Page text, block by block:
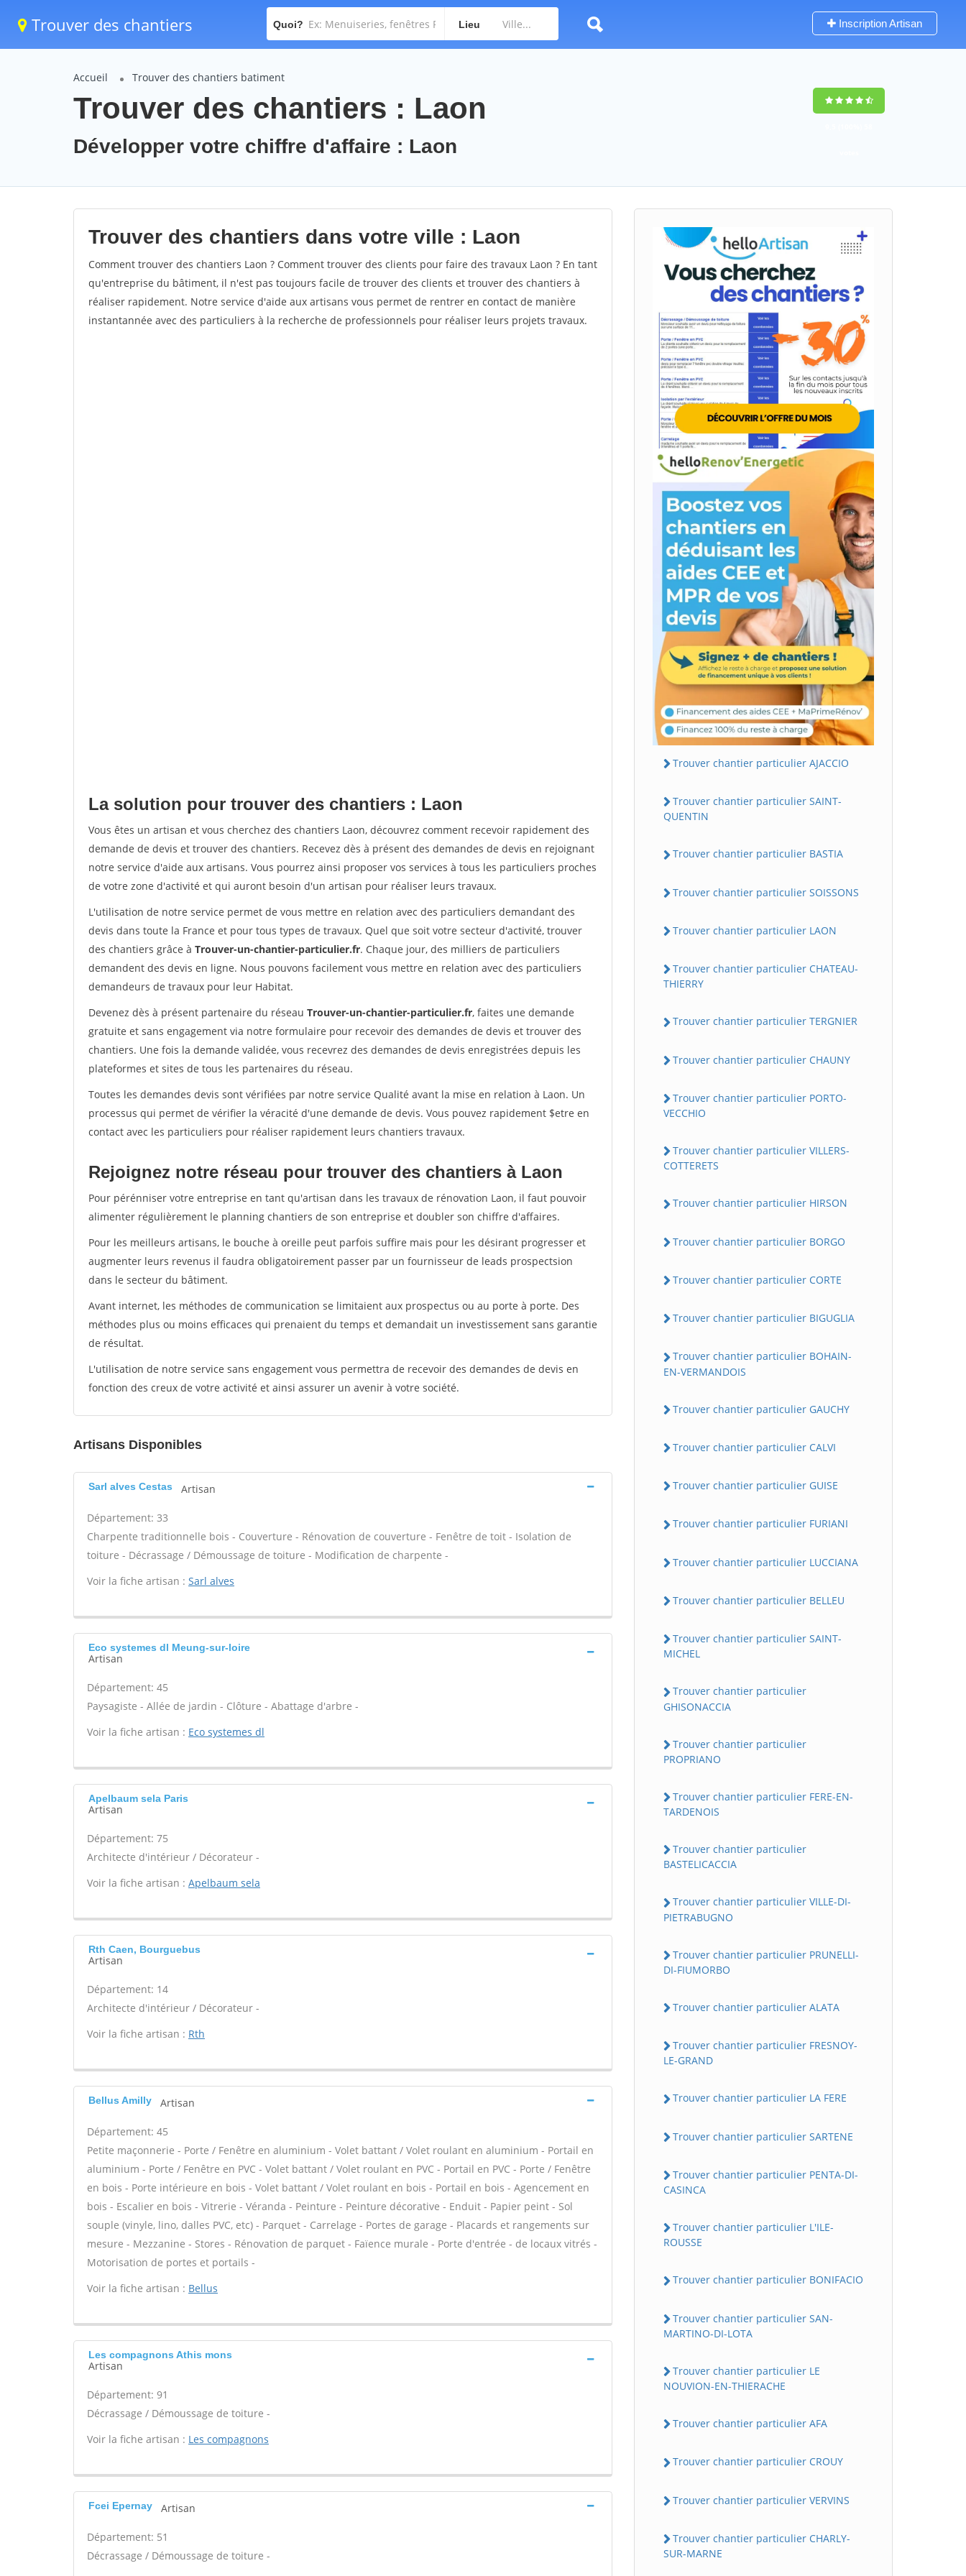
Trouver des chantiers Quoi? Lieu Inscription Artisan
Accueil Trouver des chantiers batiment
Trouver des chantiers : Laon
Développer votre chiffre d'affaire : Laon
Trouver des chantiers dans votre ville : Laon
Comment trouver des chantiers Laon ? Comment trouver des clients pour faire des travaux Laon ? En tant
qu'entreprise du bâtiment, il n'est pas toujours facile de trouver des clients et trouver des chantiers à
réaliser rapidement. Notre service d'aide aux artisans vous permet de rentrer en contact de manière
instantannée avec des particuliers à la recherche de professionnels pour réaliser leurs projets travaux.
La solution pour trouver des chantiers : Laon
Vous êtes un artisan et vous cherchez des chantiers Laon, découvrez comment recevoir rapidement des
demande de devis et trouver des chantiers. Recevez dès à présent des demandes de devis en rejoignant
notre service d'aide aux artisans. Vous pourrez ainsi proposer vos services à tous les particuliers proches
de votre zone d'activité et qui auront besoin d'un artisan pour réaliser leurs travaux.
L'utilisation de notre service permet de vous mettre en relation avec des particuliers demandant des
devis dans toute la France et pour tous types de travaux. Quel que soit votre secteur d'activité, trouver
des chantiers grâce à Trouver-un-chantier-particulier.fr. Chaque jour, des milliers de particuliers
demandent des devis en ligne. Nous pouvons facilement vous mettre en relation avec des particuliers
demandeurs de travaux pour leur Habitat.
Devenez dès à présent partenaire du réseau Trouver-un-chantier-particulier.fr, faites une demande
gratuite et sans engagement via notre formulaire pour recevoir des demandes de devis et trouver des
chantiers. Une fois la demande validée, vous recevrez des demandes de devis enregistrées depuis les
plateformes et sites de tous les partenaires du réseau.
Toutes les demandes devis sont vérifiées par notre service Qualité avant la mise en relation à Laon. Un
processus qui permet de vérifier la véracité d'une demande de devis. Vous pouvez rapidement $etre en
contact avec les particuliers pour réaliser rapidement leurs chantiers travaux.
Rejoignez notre réseau pour trouver des chantiers à Laon
Pour pérénniser votre entreprise en tant qu'artisan dans les travaux de rénovation Laon, il faut pouvoir
alimenter régulièrement le planning chantiers de son entreprise et doubler son chiffre d'affaires.
Pour les meilleurs artisans, le bouche à oreille peut parfois suffire mais pour les désirant progresser et
augmenter leurs revenus il faudra obligatoirement passer par un fournisseur de leads prospectsion
dans le secteur du bâtiment.
Avant internet, les méthodes de communication se limitaient aux prospectus ou au porte à porte. Des
méthodes plus ou moins efficaces qui prenaient du temps et demandait un investissement sans garantie
de résultat.
L'utilisation de notre service sans engagement vous permettra de recevoir des demandes de devis en
fonction des creux de votre activité et ainsi assurer un avenir à votre société.
Artisans Disponibles
Sarl alves Cestas Artisan
Département: 33
Charpente traditionnelle bois - Couverture - Rénovation de couverture - Fenêtre de toit - Isolation de
toiture - Décrassage / Démoussage de toiture - Modification de charpente -
Voir la fiche artisan : Sarl alves
Eco systemes dl Meung-sur-loire
Artisan
Département: 45
Paysagiste - Allée de jardin - Clôture - Abattage d'arbre -
Voir la fiche artisan : Eco systemes dl
Apelbaum sela Paris
Artisan
Département: 75
Architecte d'intérieur / Décorateur -
Voir la fiche artisan : Apelbaum sela
Rth Caen, Bourguebus
Artisan
Département: 14
Architecte d'intérieur / Décorateur -
Voir la fiche artisan : Rth
Bellus Amilly Artisan
Département: 45
Petite maçonnerie - Porte / Fenêtre en aluminium - Volet battant / Volet roulant en aluminium - Portail en
aluminium - Porte / Fenêtre en PVC - Volet battant / Volet roulant en PVC - Portail en PVC - Porte / Fenêtre
en bois - Porte intérieure en bois - Volet battant / Volet roulant en bois - Portail en bois - Agencement en
bois - Escalier en bois - Vitrerie - Véranda - Peinture - Peinture décorative - Enduit - Papier peint - Sol
souple (vinyle, lino, dalles PVC, etc) - Parquet - Carrelage - Portes de garage - Placards et rangements sur
mesure - Mezzanine - Stores - Rénovation de parquet - Faïence murale - Porte d'entrée - de locaux vitrés -
Motorisation de portes et portails -
Voir la fiche artisan : Bellus
Les compagnons Athis mons
Artisan
Département: 91
Décrassage / Démoussage de toiture -
Voir la fiche artisan : Les compagnons
Fcei Epernay Artisan
Département: 51
Décrassage / Démoussage de toiture -
Trouver chantier particulier AJACCIO
Trouver chantier particulier SAINT-
QUENTIN
Trouver chantier particulier BASTIA
Trouver chantier particulier SOISSONS
Trouver chantier particulier LAON
Trouver chantier particulier CHATEAU-
THIERRY
Trouver chantier particulier TERGNIER
Trouver chantier particulier CHAUNY
Trouver chantier particulier PORTO-
VECCHIO
Trouver chantier particulier VILLERS-
COTTERETS
Trouver chantier particulier HIRSON
Trouver chantier particulier BORGO
Trouver chantier particulier CORTE
Trouver chantier particulier BIGUGLIA
Trouver chantier particulier BOHAIN-
EN-VERMANDOIS
Trouver chantier particulier GAUCHY
Trouver chantier particulier CALVI
Trouver chantier particulier GUISE
Trouver chantier particulier FURIANI
Trouver chantier particulier LUCCIANA
Trouver chantier particulier BELLEU
Trouver chantier particulier SAINT-
MICHEL
Trouver chantier particulier
GHISONACCIA
Trouver chantier particulier
PROPRIANO
Trouver chantier particulier FERE-EN-
TARDENOIS
Trouver chantier particulier
BASTELICACCIA
Trouver chantier particulier VILLE-DI-
PIETRABUGNO
Trouver chantier particulier PRUNELLI-
DI-FIUMORBO
Trouver chantier particulier ALATA
Trouver chantier particulier FRESNOY-
LE-GRAND
Trouver chantier particulier LA FERE
Trouver chantier particulier SARTENE
Trouver chantier particulier PENTA-DI-
CASINCA
Trouver chantier particulier L'ILE-
ROUSSE
Trouver chantier particulier BONIFACIO
Trouver chantier particulier SAN-
MARTINO-DI-LOTA
Trouver chantier particulier LE
NOUVION-EN-THIERACHE
Trouver chantier particulier AFA
Trouver chantier particulier CROUY
Trouver chantier particulier VERVINS
Trouver chantier particulier CHARLY-
SUR-MARNE